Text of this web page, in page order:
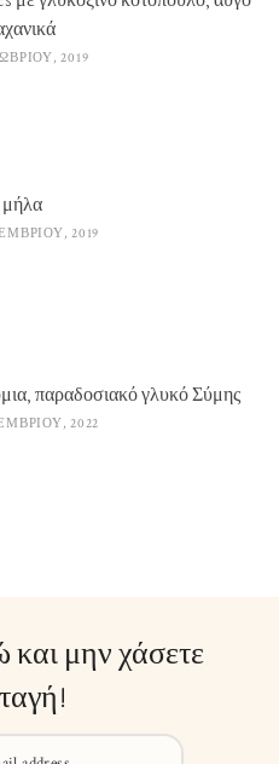
2019
2019
παραδοσιακό γλυκό Σύμης
2022
και μην χάσετε